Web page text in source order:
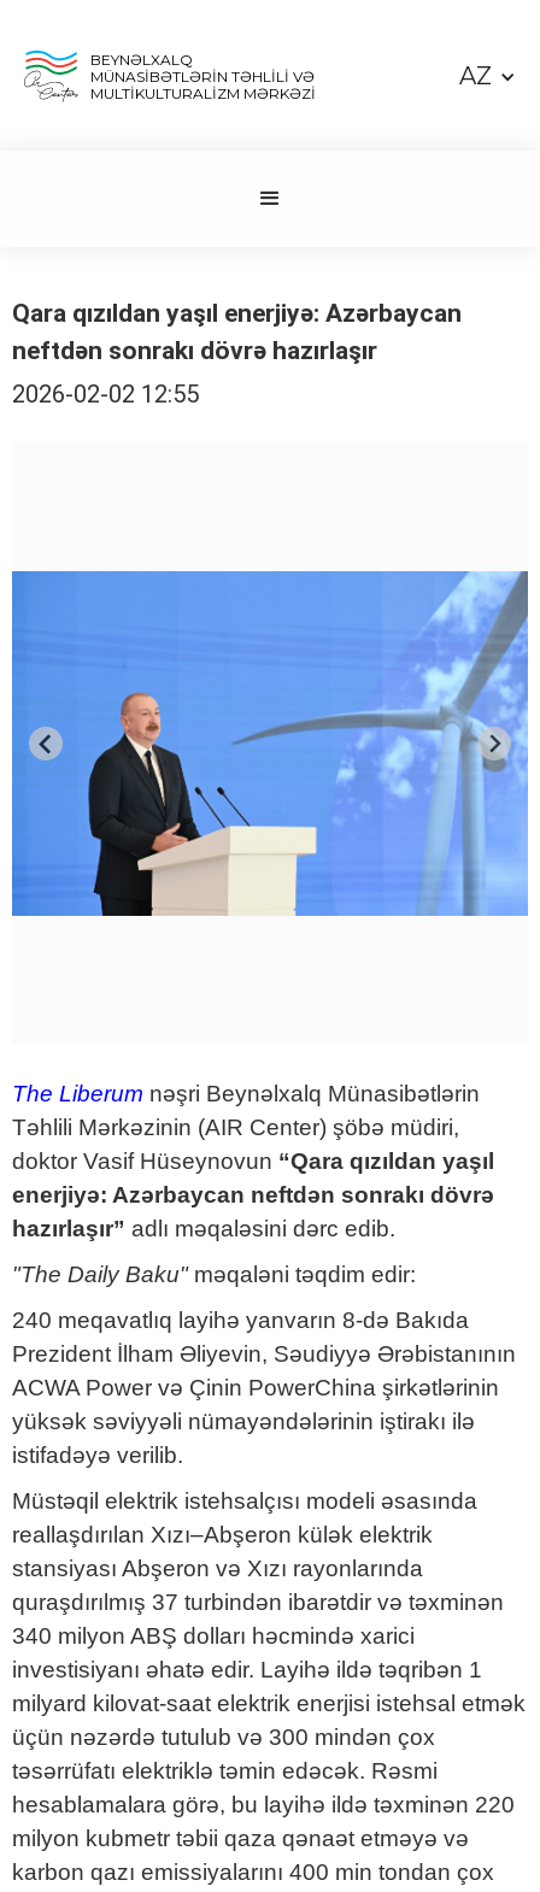
BEYNƏLXALQ
MÜNASİBƏTLƏRİN TƏHLİLİ VƏ
MULTİKULTURALİZM MƏRKƏZİ
AZ
Qara qızıldan yaşıl enerjiyə: Azərbaycan
neftdən sonrakı dövrə hazırlaşır
2026-02-02 12:55
The Liberum nəşri Beynəlxalq Münasibətlərin
Təhlili Mərkəzinin (AIR Center) şöbə müdiri,
doktor Vasif Hüseynovun “Qara qızıldan yaşıl
enerjiyə: Azərbaycan neftdən sonrakı dövrə
hazırlaşır” adlı məqaləsini dərc edib.
"The Daily Baku"məqaləni təqdim edir:
240 meqavatlıq layihə yanvarın 8-də Bakıda
Prezident İlham Əliyevin, Səudiyyə Ərəbistanının
ACWA Power və Çinin PowerChina şirkətlərinin
yüksək səviyyəli nümayəndələrinin iştirakı ilə
istifadəyə verilib.
Müstəqil elektrik istehsalçısı modeli əsasında
reallaşdırılan Xızı–Abşeron külək elektrik
stansiyası Abşeron və Xızı rayonlarında
quraşdırılmış 37 turbindən ibarətdir və təxminən
340 milyon ABŞ dolları həcmində xarici
investisiyanı əhatə edir. Layihə ildə təqribən 1
milyard kilovat-saat elektrik enerjisi istehsal etmək
üçün nəzərdə tutulub və 300 mindən çox
təsərrüfatı elektriklə təmin edəcək. Rəsmi
hesablamalara görə, bu layihə ildə təxminən 220
milyon kubmetr təbii qaza qənaət etməyə və
karbon qazı emissiyalarını 400 min tondan çox